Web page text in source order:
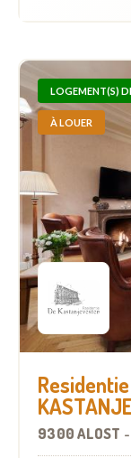
LOGEMENT(S)
À LOUER
Residentie
9300 ALOST -